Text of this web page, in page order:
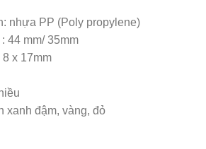
nhựa PP (Poly propylene)
44 mm/ 35mm
x 17mm
xanh đậm, vàng, đỏ